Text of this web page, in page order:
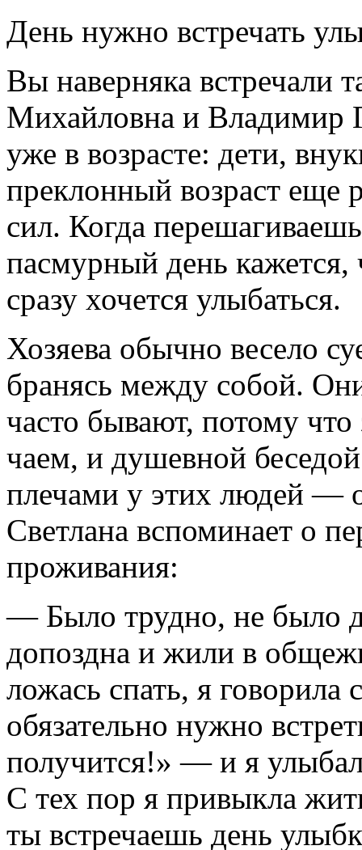
День нужно встречать
Вы наверняка встречали
Михайловна и Владимир
уже в возрасте: дети,
преклонный возраст еще
сил. Когда
пасмурный день
сразу хочется улыбаться.
Хозяева обычно весело
бранясь между собой.
часто бывают, потому что
чаем, и душевной
плечами у этих людей —
Светлана вспоминает о
проживания:
— Было трудно, не было
допоздна и жили в
ложась спать, я
обязательно нужно
получится!» — и я
С тех пор я привыкла
ты встречаешь день